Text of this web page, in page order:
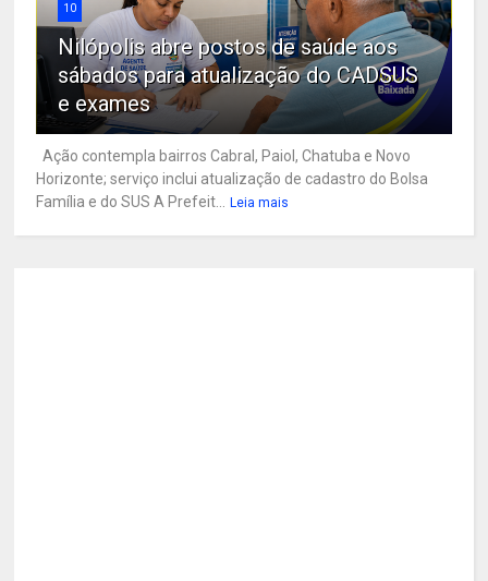
10
Nilópolis abre postos de saúde aos
sábados para atualização do CADSUS
e exames
Ação contempla bairros Cabral, Paiol, Chatuba e Novo
Horizonte; serviço inclui atualização de cadastro do Bolsa
Família e do SUS A Prefeit...
Leia mais